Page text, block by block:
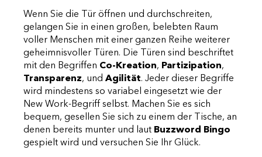
Wenn Sie die Tür öffnen und durchschreiten,
gelangen Sie in einen großen, belebten Raum
voller Menschen mit einer ganzen Reihe weiterer
geheimnisvoller Türen. Die Türen sind beschriftet
mit den Begriffen Co-Kreation, Partizipation,
Transparenz, und Agilität. Jeder dieser Begriffe
wird mindestens so variabel eingesetzt wie der
New Work-Begriff selbst. Machen Sie es sich
bequem, gesellen Sie sich zu einem der Tische, an
denen bereits munter und laut Buzzword Bingo
gespielt wird und versuchen Sie Ihr Glück.